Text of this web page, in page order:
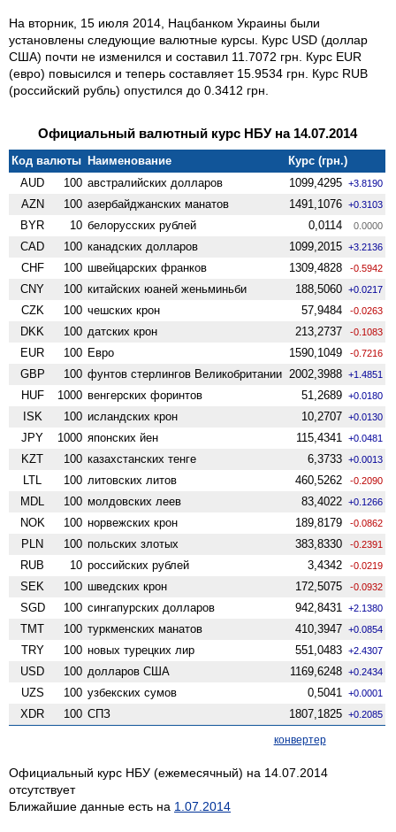
На вторник, 15 июля 2014, Нацбанком Украины были
установлены следующие валютные курсы. Курс USD (доллар
США) почти не изменился и составил 11.7072 грн. Курс EUR
(евро) повысился и теперь составляет 15.9534 грн. Курс RUB
(российский рубль) опустился до 0.3412 грн.
Официальный валютный курс НБУ на 14.07.2014
Код валюты Наименование
Курс (грн.)
AUD
100 австралийских долларов 1099,4295 +3.8190
AZN 100 азербайджанских манатов 1491,1076 +0.3103
BYR 10 белорусских рублей 0,0114 0.0000
CAD 100 канадских долларов 1099,2015 +3.2136
CHF 100 швейцарских франков 1309,4828 -0.5942
CNY 100 китайских юаней женьминьби 188,5060 +0.0217
CZK 100 чешских крон 57,9484 -0.0263
DKK 100 датских крон 213,2737 -0.1083
EUR 100 Евро 1590,1049 -0.7216
GBP 100 фунтов стерлингов Велико­британии 2002,3988 +1.4851
HUF 1000 венгерских форинтов 51,2689 +0.0180
ISK 100 исландских крон 10,2707 +0.0130
JPY 1000 японских йен 115,4341 +0.0481
KZT 100 казахстанских тенге 6,3733 +0.0013
LTL 100 литовских литов 460,5262 -0.2090
MDL 100 молдовских леев 83,4022 +0.1266
NOK 100 норвежских крон 189,8179 -0.0862
PLN 100 польских злотых 383,8330 -0.2391
RUB 10 российских рублей 3,4342 -0.0219
SEK 100 шведских крон 172,5075 -0.0932
SGD 100 сингапурских долларов 942,8431 +2.1380
TMT 100 туркменских манатов 410,3947 +0.0854
TRY 100 новых турецких лир 551,0483 +2.4307
USD 100 долларов США 1169,6248 +0.2434
UZS 100 узбекских сумов 0,5041 +0.0001
XDR 100 СПЗ 1807,1825 +0.2085
конвертер
Официальный курс НБУ (ежемесячный) на 14.07.2014
отсутствует
Ближайшие данные есть на 1.07.2014